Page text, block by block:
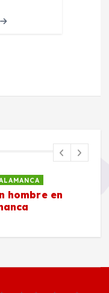
hombre en